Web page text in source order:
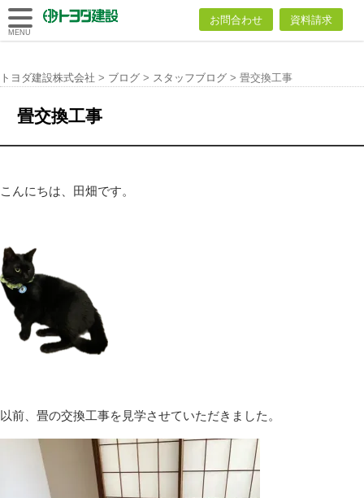
トヨダ建設
お問合わせ 資料請求
MENU
トヨダ建設株式会社 > ブログ > スタッフブログ > 畳交換工事
畳交換工事
こんにちは、田畑です。
以前、畳の交換工事を見学させていただきました。